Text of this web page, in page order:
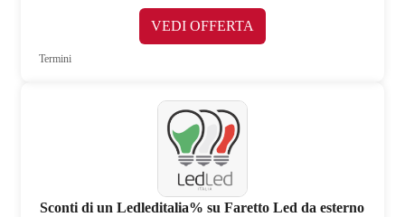
VEDI OFFERTA
Termini
Sconti di un Ledleditalia% su Faretto Led da esterno